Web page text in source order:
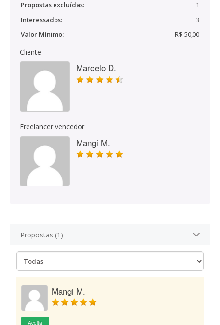
Propostas excluídas:
1
Interessados:
3
Valor Mínimo:
R$ 50,00
Cliente
Marcelo D.
Freelancer vencedor
Mangi M.
Propostas (1)
Mangi M.
Aceita